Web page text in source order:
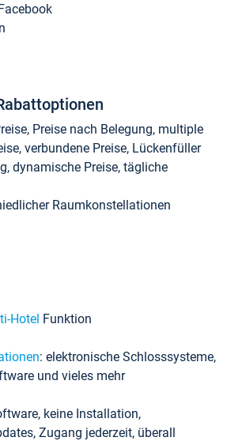
Preise nach Belegung, multiple
verbundene Preise, Lückenfüller
dynamische Preise, tägliche
Raumkonstellationen
Hotel Funktion
: elektronische Schlosssysteme,
und vieles mehr
keine Installation,
Zugang jederzeit, überall